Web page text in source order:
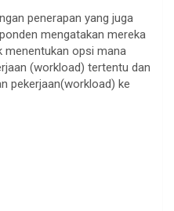
penerapan yang juga
mengatakan mereka
menentukan opsi mana
(workload) tertentu dan
pekerjaan(workload) ke